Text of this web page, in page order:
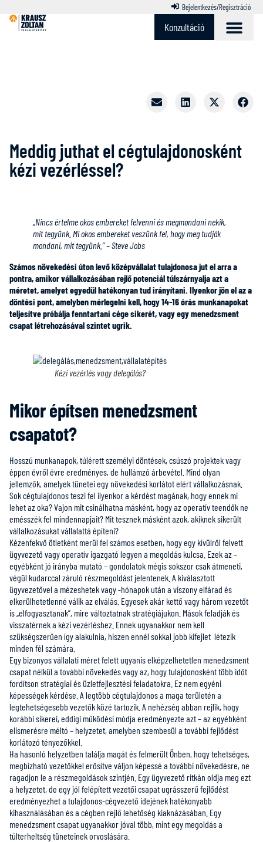
Bejelentkezés/Regisztráció
Konzultáció
Meddig juthat el cégtulajdonosként
kézi vezérléssel?
„Nincs értelme okos embereket felvenni és megmondani nekik,
mit tegyünk. Mi okos embereket veszünk fel, hogy meg tudják
mondani, mit tegyünk.” – Steve Jobs
Számos növekedési úton levő középvállalat tulajdonosa jut el arra a
pontra, amikor vállalkozásában rejlő potenciál túlszárnyalja azt a
méretet, amelyet egyedül hatékonyan tud irányítani. Ilyenkor jön el az a
döntési pont, amelyben mérlegelni kell, hogy 14-16 órás munkanapokat
teljesítve próbálja fenntartani cége sikerét, vagy egy menedzsment
csapat létrehozásával szintet ugrik.
Kézi vezérlés vagy delegálás?
Mikor építsen menedzsment
csapatot?
Hosszú munkanapok, túlérett személyi döntések, csúszó projektek vagy
éppen évről évre eredményes, de hullámzó árbevétel. Mind olyan
jellemzők, amelyek tünetei egy növekedési korlátot elért vállalkozásnak.
Sok cégtulajdonos teszi fel ilyenkor a kérdést magának, hogy ennek mi
lehet az oka? Vajon mit csinálhatna másként, hogy az operatív teendők ne
emésszék fel mindennapjait? Mit tesznek másként azok, akiknek sikerült
vállalkozásukat vállalattá építeni?
Kézenfekvő ötletként merül fel számos esetben, hogy egy kívülről felvett
ügyvezető vagy operatív igazgató legyen a megoldás kulcsa. Ezek az –
egyébként jó irányba mutató – gondolatok mégis sokszor csak átmeneti,
végül kudarccal záruló részmegoldást jelentenek. A kiválasztott
ügyvezetővel a mézeshetek vagy -hónapok után a viszony elfárad és
elkerülhetetlenné válik az elválás. Egyesek akár kettő vagy három vezetőt
is „elfogyasztanak”, mire változtatnak stratégiájukon. Mások feladják és
visszatérnek a kézi vezérléshez. Ennek ugyanakkor nem kell
szükségszerűen így alakulnia, hiszen ennél sokkal jobb kifejlet létezik
minden fél számára.
Egy bizonyos vállalati méret felett ugyanis elképzelhetetlen menedzsment
csapat nélkül a további növekedés vagy az, hogy tulajdonosként több időt
fordítson stratégiai és üzletfejlesztési feladatokra. Ez nem egyéni
képességek kérdése. A legtöbb cégtulajdonos a maga területén a
legtehetségesebb vezetők közé tartozik. A nehézség abban rejlik, hogy
korábbi sikerei, eddigi működési módja eredményezte azt – az egyébként
elismerésre méltó – helyzetet, amelyben szembesül a további fejlődést
korlátozó tényezőkkel.
Ha hasonló helyzetben találja magát és felmerült Önben, hogy tehetséges,
megbízható vezetőkkel erősítve váljon képessé a további növekedésre, ne
ragadjon le a részmegoldások szintjén. Egy ügyvezető ritkán oldja meg ezt
a helyzetet, de egy jól felépített vezetői csapat ugrásszerű fejlődést
eredményezhet a tulajdonos-cégvezető idejének hatékonyabb
kihasználásában és a cégben rejlő lehetőség kiaknázásában. Egy
menedzsment csapat ugyanakkor jóval több, mint egy megoldás a
túlterheltség tüneteinek orvoslására.